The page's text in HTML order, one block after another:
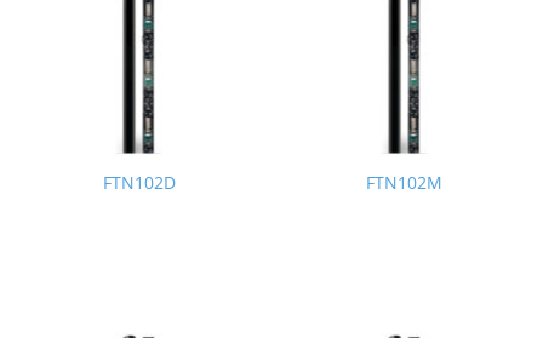
FTN102D FTN102M